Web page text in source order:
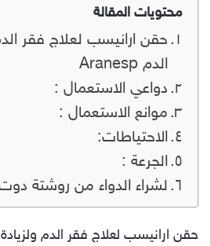
محتويات المقالة
حقن ارانيسب لعلاج فقر
الدم Aranesp
دواعي الاستعمال :
موانع الاستعمال :
الاحتياطات:
الجرعة :
لشراء الدواء من روشتة
حقن ارانيسب لعلاج فقر الدم